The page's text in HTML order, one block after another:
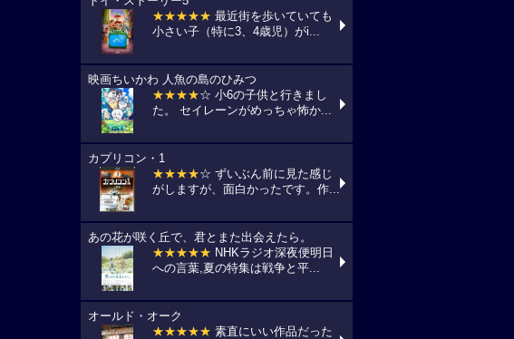
★★★★★ 最近街を歩いていても
小さい子（特に3、4歳児）がi...
映画ちいかわ 人魚の島のひみつ
★★★★☆ 小6の子供と行きまし
た。 セイレーンがめっちゃ怖か...
カプリコン・1
★★★★☆ ずいぶん前に見た感じ
がしますが、面白かったです。作...
あの花が咲く丘で、君とまた出会えたら。
★★★★★ NHKラジオ深夜便明日
への言葉,夏の特集は戦争と平...
オールド・オーク
★★★★★ 素直にいい作品だった